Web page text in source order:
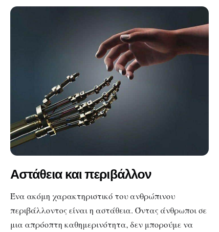
Αστάθεια και περιβάλλον
Ένα ακόμη χαρακτηριστικό του ανθρώπινου
περιβάλλοντος είναι η αστάθεια. Όντας άνθρωποι σε
μια απρόοπτη καθημερινότητα, δεν μπορούμε να